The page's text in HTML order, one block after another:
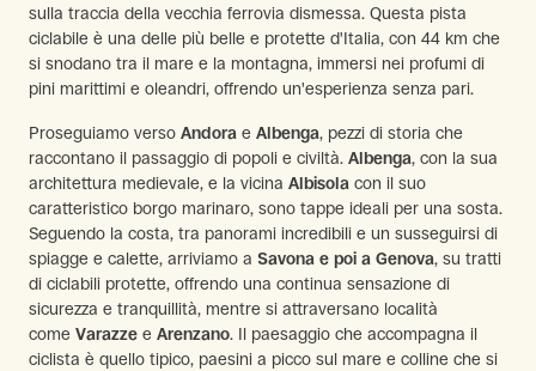
sulla traccia della vecchia ferrovia dismessa. Questa pista
ciclabile è una delle più belle e protette d'Italia, con 44 km che
si snodano tra il mare e la montagna, immersi nei profumi di
pini marittimi e oleandri, offrendo un'esperienza senza pari.
Proseguiamo verso Andora e Albenga, pezzi di storia che
raccontano il passaggio di popoli e civiltà. Albenga, con la sua
architettura medievale, e la vicina Albisola con il suo
caratteristico borgo marinaro, sono tappe ideali per una sosta.
Seguendo la costa, tra panorami incredibili e un susseguirsi di
spiagge e calette, arriviamo a Savona e poi a Genova, su tratti
di ciclabili protette, offrendo una continua sensazione di
sicurezza e tranquillità, mentre si attraversano località
come Varazze e Arenzano. Il paesaggio che accompagna il
ciclista è quello tipico, paesini a picco sul mare e colline che si